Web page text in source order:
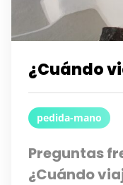
¿Cuándo
pedida-mano
Preguntas
¿Cuándo